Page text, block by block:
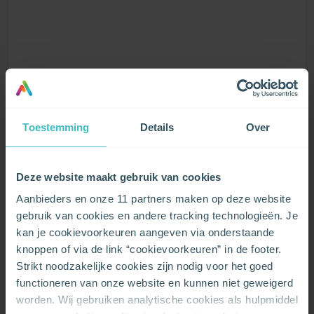
Toestemming Details Over
Deze website maakt gebruik van cookies
Aanbieders en onze 11 partners maken op deze website
gebruik van cookies en andere tracking technologieën. Je
kan je cookievoorkeuren aangeven via onderstaande
knoppen of via de link “cookievoorkeuren” in de footer.
Strikt noodzakelijke cookies zijn nodig voor het goed
functioneren van onze website en kunnen niet geweigerd
worden. Wij gebruiken analytische cookies als hulpmiddel
MEER INFO
SCARLET
MEER INFO